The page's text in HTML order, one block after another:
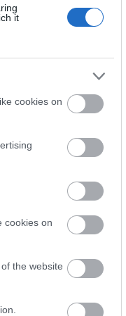
it
cookies on
cookies on
the website
την ίδια
χέρια σας
Υπολογιστών σε 2